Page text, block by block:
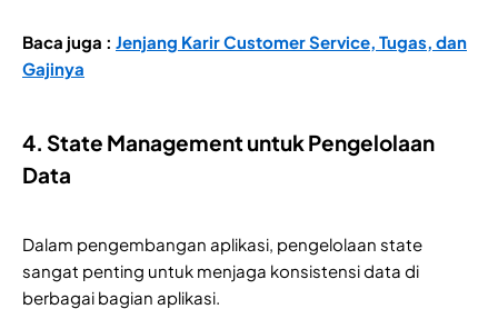
Baca juga : Jenjang Karir Customer Service, Tugas, dan
Gajinya
4. State Management untuk Pengelolaan
Data
Dalam pengembangan aplikasi, pengelolaan state
sangat penting untuk menjaga konsistensi data di
berbagai bagian aplikasi.